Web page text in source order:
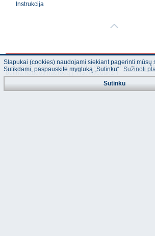
Instrukcija
© "AS Akvedukts" 2026. Dalinai ar pilnai naudojant
būtina naudoti nuorodą Į "AS Akvedukts"!
Slapukai (cookies) naudojami siekiant pagerinti mūsų
Sutikdami, paspauskite mygtuką „Sutinku“. Sužinoti
Sutinku